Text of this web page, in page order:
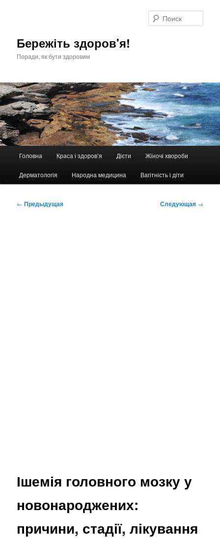
Бережіть здоров'я!
Поради, як бути здоровим
Головна Краса і здоров’я Дієти Жіночі хвороби
Дерматологія Народна медицина Вагітність і діти
Навигация
← Предыдущая Следующая →
Ішемія головного мозку у
новонароджених:
причини, стадії, лікування